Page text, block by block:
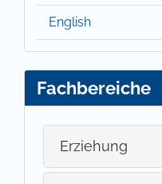
English
Fachbereiche
Erziehung